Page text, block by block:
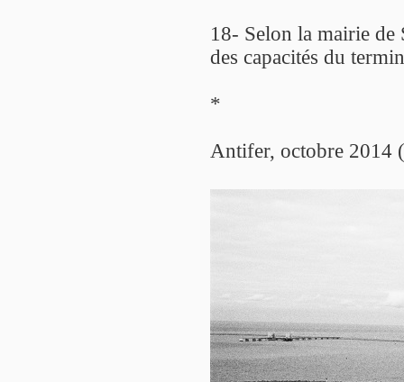
18- Selon la mairie
des capacités du
*
Antifer, octobre 2014